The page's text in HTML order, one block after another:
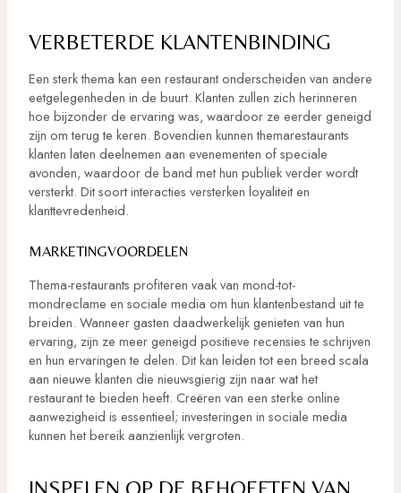
VERBETERDE KLANTENBINDING
Een sterk thema kan een restaurant onderscheiden van andere
eetgelegenheden in de buurt. Klanten zullen zich herinneren
hoe bijzonder de ervaring was, waardoor ze eerder geneigd
zijn om terug te keren. Bovendien kunnen themarestaurants
klanten laten deelnemen aan evenementen of speciale
avonden, waardoor de band met hun publiek verder wordt
versterkt. Dit soort interacties versterken loyaliteit en
klanttevredenheid.
MARKETINGVOORDELEN
Thema-restaurants profiteren vaak van mond-tot-
mondreclame en sociale media om hun klantenbestand uit te
breiden. Wanneer gasten daadwerkelijk genieten van hun
ervaring, zijn ze meer geneigd positieve recensies te schrijven
en hun ervaringen te delen. Dit kan leiden tot een breed scala
aan nieuwe klanten die nieuwsgierig zijn naar wat het
restaurant te bieden heeft. Creëren van een sterke online
aanwezigheid is essentieel; investeringen in sociale media
kunnen het bereik aanzienlijk vergroten.
INSPELEN OP DE BEHOEFTEN VAN